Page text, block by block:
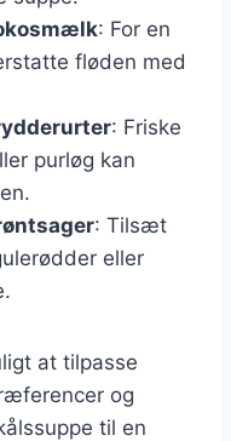
: For en
fløden med
: Friske
purløg kan
: Tilsæt
eller
at tilpasse
og
til en